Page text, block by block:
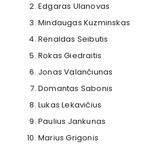
Edgaras Ulanovas
Mindaugas Kuzminskas
Renaldas Seibutis
Rokas Giedraitis
Jonas Valančiunas
Domantas Sabonis
Lukas Lekavičius
Paulius Jankunas
Marius Grigonis